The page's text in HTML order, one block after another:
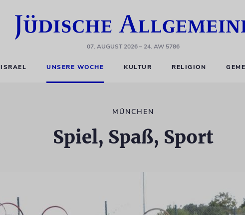
07. AUGUST 2026– 24. AW 5786
ISRAEL UNSERE WOCHE KULTUR RELIGION
MÜNCHEN
Spiel, Spaß, Sport